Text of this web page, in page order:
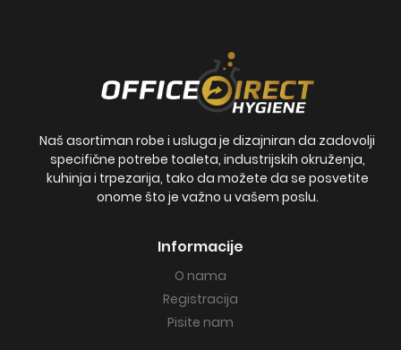
Naš asortiman robe i usluga je dizajniran da zadovolji
specifične potrebe toaleta, industrijskih okruženja,
kuhinja i trpezarija, tako da možete da se posvetite
onome što je važno u vašem poslu.
Informacije
O nama
Registracija
Pisite nam